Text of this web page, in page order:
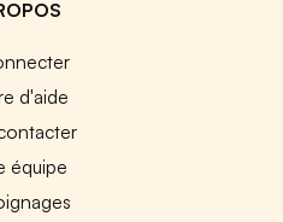
d'aide
équipe